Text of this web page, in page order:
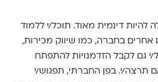
להיות דינמית מאוד. תוכל/י ללמוד
בחברה, כמו שיווק מכירות,
י גם לקבל הזדמנויות להתפתח
תרצה/י. בפן החברתי, תפגוש/י